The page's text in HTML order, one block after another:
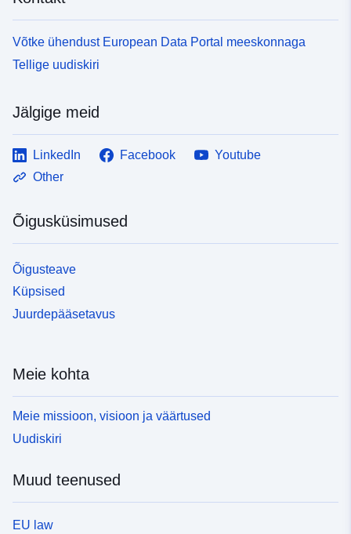
Võtke ühendust European Data Portal meeskonnaga
Tellige uudiskiri
Jälgige meid
LinkedIn Facebook
Youtube
Other
Õigusküsimused
Õigusteave
Küpsised
Juurdepääsetavus
Meie kohta
Meie missioon, visioon ja väärtused
Uudiskiri
Muud teenused
EU law